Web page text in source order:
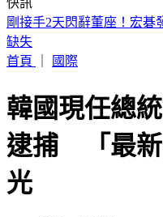
快訊
陳妍希母子同框！帥兒正
人
首頁
國際
韓國現任總
逮捕 「最新
光